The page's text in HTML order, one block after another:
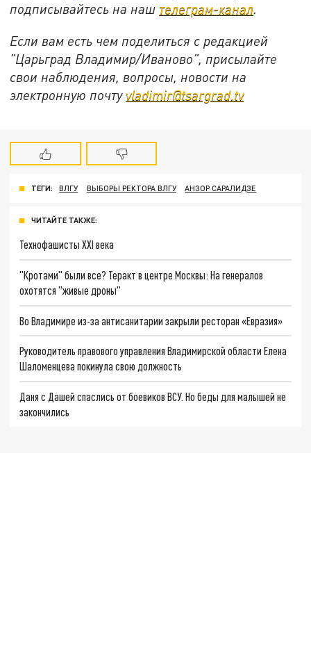
подписывайтесь на наш телеграм-канал.
Если вам есть чем поделиться с редакцией
"Царьград Владимир/Иваново", присылайте
свои наблюдения, вопросы, новости на
электронную почту vladimir@tsargrad.tv
ТЕГИ: ВЛГУ ВЫБОРЫ РЕКТОРА ВЛГУ АНЗОР САРАЛИДЗЕ
ЧИТАЙТЕ ТАКЖЕ:
Технофашисты XXI века
"Кротами" были все? Теракт в центре Москвы: На генералов
охотятся "живые дроны"
Во Владимире из-за антисанитарии закрыли ресторан «Евразия»
Руководитель правового управления Владимирской области Елена
Шаломенцева покинула свою должность
Даня с Дашей спаслись от боевиков ВСУ. Но беды для малышей не
закончились